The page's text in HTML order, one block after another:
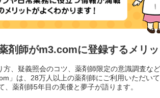
剤師がm3.comに登録するメリッ
、疑義照会のコツ、薬剤師限定の意識調査など
」は、28万人以上の薬剤師にご利用いただいて
、薬剤師5年目の美優と夢子が語ります。